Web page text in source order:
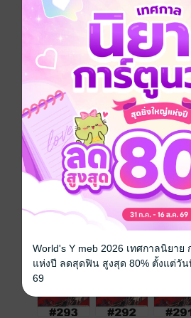
การ์ตูนญี่ปุ่น แอกชัน ผจญภัย
ประเภทไฟล์
วันที่วางขาย
ความยาว
ราคาปก
เล่มอื่นๆ ในซีรีส์
World's Y meb 2026 เทศกาลนิยา
แห่งปี ลดสุดฟิน สูงสุด 80% ตั้งแต่วัน
69